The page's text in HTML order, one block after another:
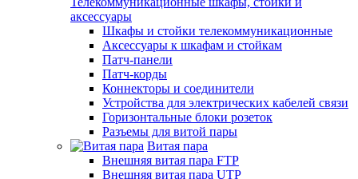
аксессуары
Шкафы и стойки телекоммуникационные
Аксессуары к шкафам и стойкам
Патч-панели
Патч-корды
Коннекторы и соединители
Устройства для электрических кабелей связи
Горизонтальные блоки розеток
Разъемы для витой пары
Витая пара
Внешняя витая пара FTP
Внешняя витая пара UTP